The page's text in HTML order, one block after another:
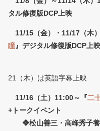
タル修復版DCP上映
11/15（金）・ 11/17（木
瞳』デジタル修復版DCP上映
11/19
21（木）は英語字幕上映
11/16（土）11:00～『二
+トークイベント
❖松山善三・高峰秀子養